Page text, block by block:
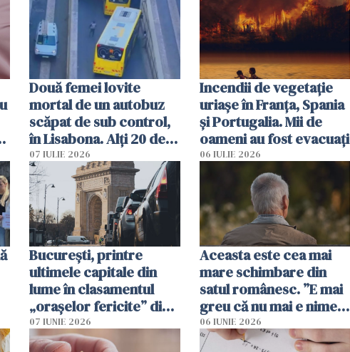
Două femei lovite
mortal de un autobuz
scăpat de sub control,
în Lisabona. Alți 20 de
oameni sunt răniți
07 IULIE 2026
Incendii de vegetație
uriașe în Franța, Spania
și Portugalia. Mii de
oameni au fost evacuați
06 IULIE 2026
București, printre
ultimele capitale din
lume în clasamentul
„orașelor fericite” din
2026
07 IUNIE 2026
Aceasta este cea mai
mare schimbare din
satul românesc. ”E mai
greu că nu mai e nimeni
pe-aici, prin jur”
06 IUNIE 2026